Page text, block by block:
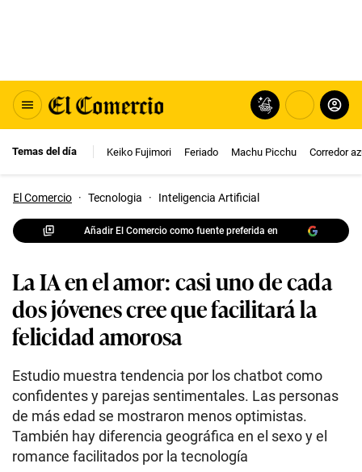
Temas del día Keiko Fujimori Feriado Machu Picchu Corredor
El Comercio · Tecnologia · Inteligencia Artificial
Añadir El Comercio como fuente preferida en
La IA en el amor: casi uno de cada
dos jóvenes cree que facilitará la
felicidad amorosa
Estudio muestra tendencia por los chatbot como
confidentes y parejas sentimentales. Las personas
de más edad se mostraron menos optimistas.
También hay diferencia geográfica en el sexo y el
romance facilitados por la tecnología